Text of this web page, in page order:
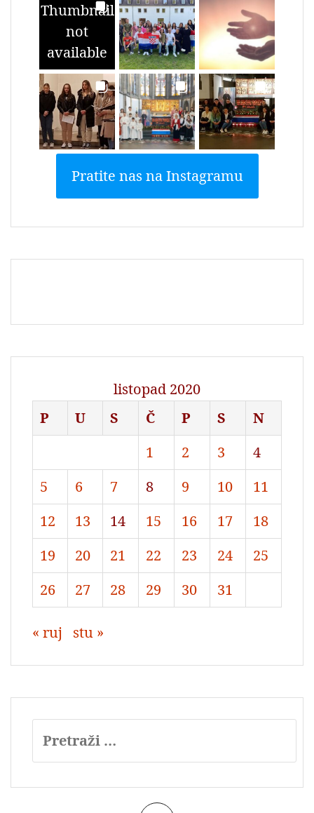
Thumbnail
not
available
Pratite nas na Instagramu
listopad 2020
P
U S Č P S
N
1
2 3
4
5
6 7 8 9 10
11
12
13 14 15 16 17
18
19
20 21 22 23 24
25
26
27 28 29 30 31
« ruj stu »